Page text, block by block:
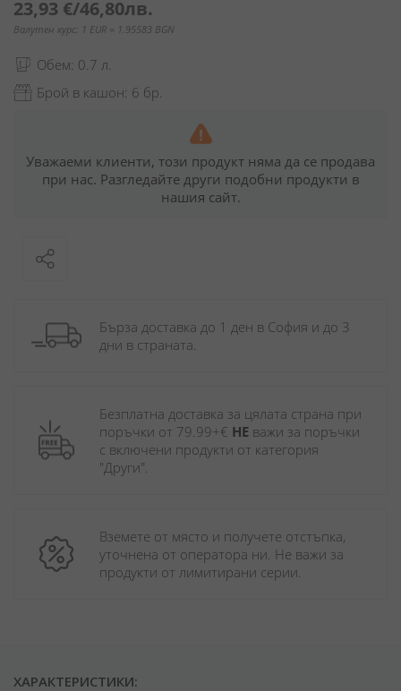
23,93 €/46,80лв.
Валутен курс: 1 EUR = 1.95583 BGN
Обем: 0.7 л.
Брой в кашон: 6 бр.
Уважаеми клиенти, този продукт няма да се продава
при нас. Разгледайте други подобни продукти в
нашия сайт.
Бърза доставка до 1 ден в София и до 3
дни в страната.
Безплатна доставка за цялата страна при
поръчки от 79.99+€ НЕ важи за поръчки
с включени продукти от категория
"Други".
Вземете от място и получете отстъпка,
уточнена от оператора ни. Не важи за
продукти от лимитирани серии.
ХАРАКТЕРИСТИКИ: